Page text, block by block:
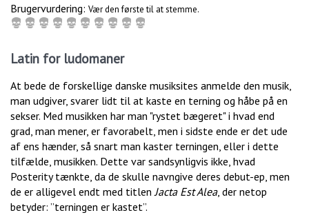
Brugervurdering: Vær den første til at stemme.
Latin for ludomaner
At bede de forskellige danske musiksites anmelde den musik,
man udgiver, svarer lidt til at kaste en terning og håbe på en
sekser. Med musikken har man "rystet bægeret" i hvad end
grad, man mener, er favorabelt, men i sidste ende er det ude
af ens hænder, så snart man kaster terningen, eller i dette
tilfælde, musikken. Dette var sandsynligvis ikke, hvad
Posterity tænkte, da de skulle navngive deres debut-ep, men
de er alligevel endt med titlenJacta Est Alea, der netop
betyder: ”terningen er kastet”.